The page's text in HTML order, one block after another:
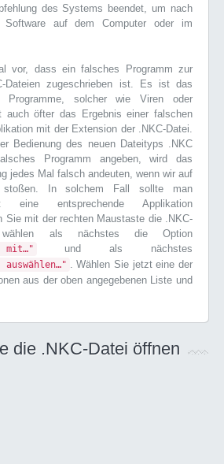
des Systems beendet, um nach
Software auf dem Computer oder im
vor, dass ein falsches Programm zur
Dateien zugeschrieben ist. Es ist das
Programme, solcher wie Viren oder
auch öfter das Ergebnis einer falschen
mit der Extension der .NKC-Datei.
Bedienung des neuen Dateityps .NKC
Programm angeben, wird das
jedes Mal falsch andeuten, wenn wir auf
In solchem Fall sollte man
eine entsprechende Applikation
Sie mit der rechten Maustaste die .NKC-
als nächstes die Option
und als nächstes
auswählen…" . Wählen Sie jetzt eine der
aus der oben angegebenen Liste und
die .NKC-Datei öffnen